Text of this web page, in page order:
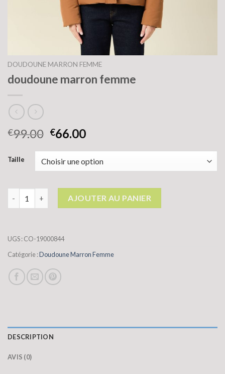
DOUDOUNE MARRON FEMME
doudoune marron femme
€99.00 €66.00
Taille
quantité de doudoune marron femme
AJOUTER AU PANIER
UGS :CO-19000844
Catégorie :Doudoune Marron Femme
DESCRIPTION
AVIS (0)